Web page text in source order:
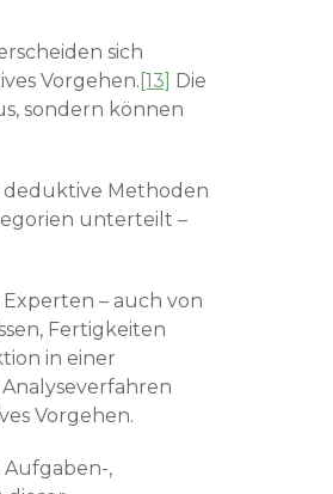
sich
Vorgehen. [13] Die
sondern können
deduktive Methoden
unterteilt –
– auch von
Fertigkeiten
in einer
Vorgehen.
,